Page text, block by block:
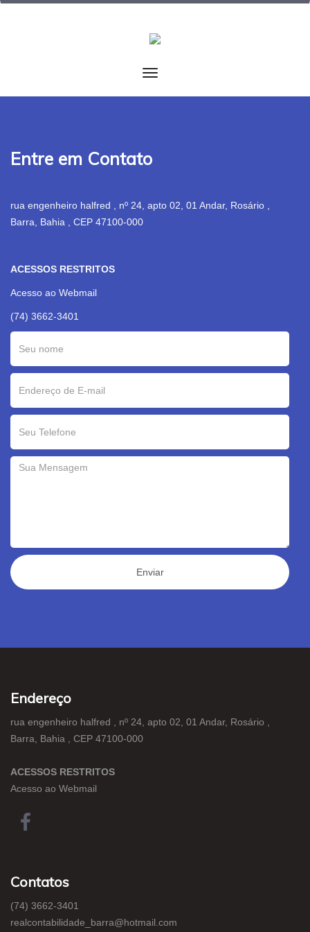
Entre em Contato
rua engenheiro halfred , nº 24, apto 02, 01 Andar, Rosário ,
Barra, Bahia , CEP 47100-000
ACESSOS RESTRITOS
Acesso ao Webmail
(74) 3662-3401
Endereço
rua engenheiro halfred , nº 24, apto 02, 01 Andar, Rosário ,
Barra, Bahia , CEP 47100-000
ACESSOS RESTRITOS
Acesso ao Webmail
Contatos
(74) 3662-3401
realcontabilidade_barra@hotmail.com